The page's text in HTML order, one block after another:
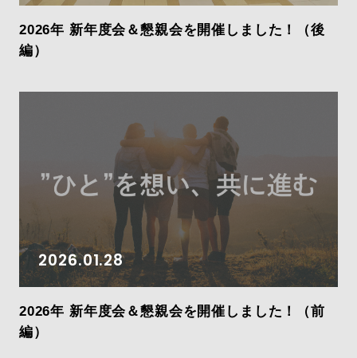
2026年 新年度会＆懇親会を開催しました！（後
編）
2026.01.28
2026年 新年度会＆懇親会を開催しました！（前
編）